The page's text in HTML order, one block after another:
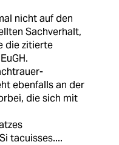
nicht auf den
Sachverhalt,
die zitierte
ebenfalls an der
die sich mit
tacuisses....